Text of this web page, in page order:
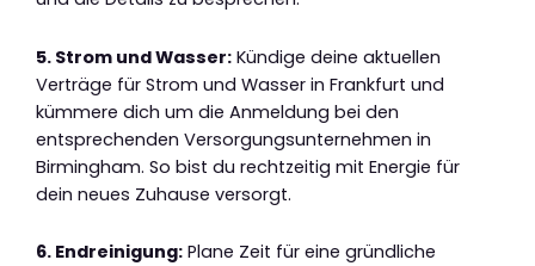
5. Strom und Wasser: Kündige deine aktuellen
Verträge für Strom und Wasser in Frankfurt und
kümmere dich um die Anmeldung bei den
entsprechenden Versorgungsunternehmen in
Birmingham. So bist du rechtzeitig mit Energie für
dein neues Zuhause versorgt.
6. Endreinigung: Plane Zeit für eine gründliche